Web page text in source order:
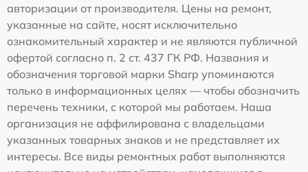
авторизации от производителя. Цены на ремонт,
указанные на сайте, носят исключительно
ознакомительный характер и не являются публичной
офертой согласно п. 2 ст. 437 ГК РФ. Названия и
обозначения торговой марки Sharp упоминаются
только в информационных целях — чтобы обозначить
перечень техники, с которой мы работаем. Наша
организация не аффилирована с владельцами
указанных товарных знаков и не представляет их
интересы. Все виды ремонтных работ выполняются